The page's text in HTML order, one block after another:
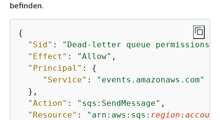
befinden.
{
"Sid" : "Dead-letter queue permissions"
"Effect" : "Allow" ,
"Principal" : {
"Service" :
"events.amazonaws.com"
  },
"Action" : "sqs:SendMessage" ,
"Resource" : "arn:aws:sqs: region :